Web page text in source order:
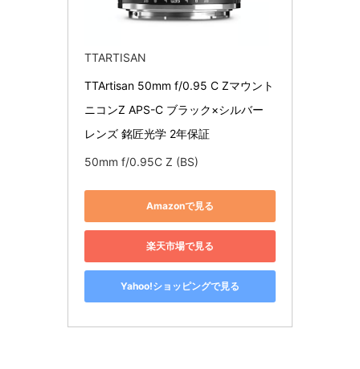
TTARTISAN
TTArtisan 50mm f/0.95 C Zマウント
ニコンZ APS-C ブラック×シルバー
レンズ 銘匠光学 2年保証
50mm f/0.95C Z (BS)
Amazonで見る
楽天市場で見る
Yahoo!ショッピングで見る